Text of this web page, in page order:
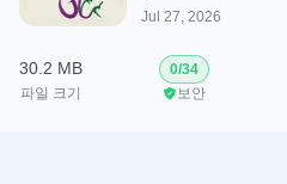
Jul 27, 2026
30.2 MB
파일 크기
0/34
보안